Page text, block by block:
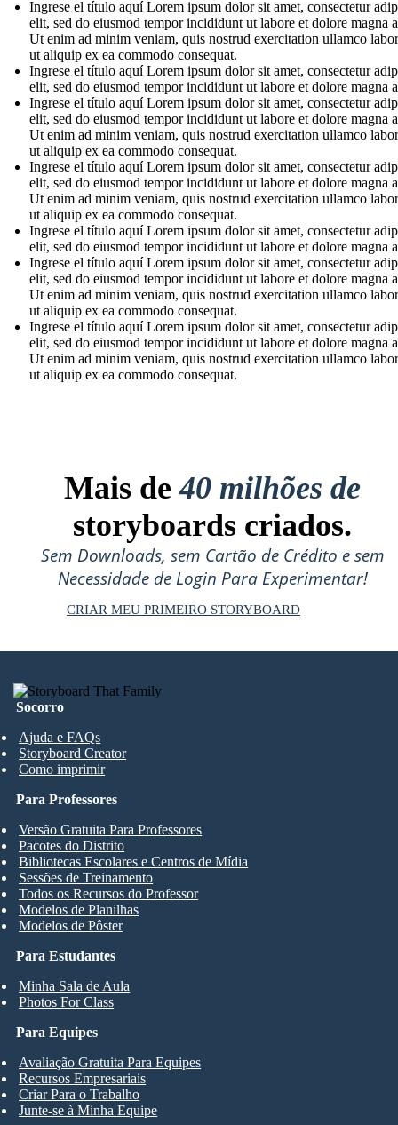
Ingrese el título aquí Lorem ipsum dolor sit amet, consectetur
elit, sed do eiusmod tempor incididunt ut labore et dolore magna
Ut enim ad minim veniam, quis nostrud exercitation ullamco
ut aliquip ex ea commodo consequat.
Ingrese el título aquí Lorem ipsum dolor sit amet, consectetur
elit, sed do eiusmod tempor incididunt ut labore et dolore magna
Ingrese el título aquí Lorem ipsum dolor sit amet, consectetur
elit, sed do eiusmod tempor incididunt ut labore et dolore magna
Ut enim ad minim veniam, quis nostrud exercitation ullamco
ut aliquip ex ea commodo consequat.
Ingrese el título aquí Lorem ipsum dolor sit amet, consectetur
elit, sed do eiusmod tempor incididunt ut labore et dolore magna
Ut enim ad minim veniam, quis nostrud exercitation ullamco
ut aliquip ex ea commodo consequat.
Ingrese el título aquí Lorem ipsum dolor sit amet, consectetur
elit, sed do eiusmod tempor incididunt ut labore et dolore magna
Ingrese el título aquí Lorem ipsum dolor sit amet, consectetur
elit, sed do eiusmod tempor incididunt ut labore et dolore magna
Ut enim ad minim veniam, quis nostrud exercitation ullamco
ut aliquip ex ea commodo consequat.
Ingrese el título aquí Lorem ipsum dolor sit amet, consectetur
elit, sed do eiusmod tempor incididunt ut labore et dolore magna
Ut enim ad minim veniam, quis nostrud exercitation ullamco
ut aliquip ex ea commodo consequat.
Mais de40 milhões de
storyboards criados.
Sem Downloads, sem Cartão de Crédito e sem
Necessidade de Login Para Experimentar!
CRIAR MEU PRIMEIRO STORYBOARD
Socorro
Ajuda e FAQs
Storyboard Creator
Como imprimir
Para Estudantes
Minha Sala de Aula
Photos For Class
Para Professores
Versão Gratuita Para Professores
Pacotes do Distrito
Bibliotecas Escolares e Centros de Mídia
Sessões de Treinamento
Todos os Recursos do Professor
Modelos de Planilhas
Modelos de Pôster
Para Equipes
Avaliação Gratuita Para Equipes
Recursos Empresariais
Criar Para o Trabalho
Junte-se à Minha Equipe